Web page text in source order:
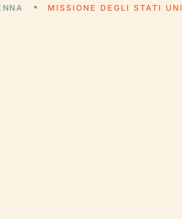
MISSIONE DEGLI STATI